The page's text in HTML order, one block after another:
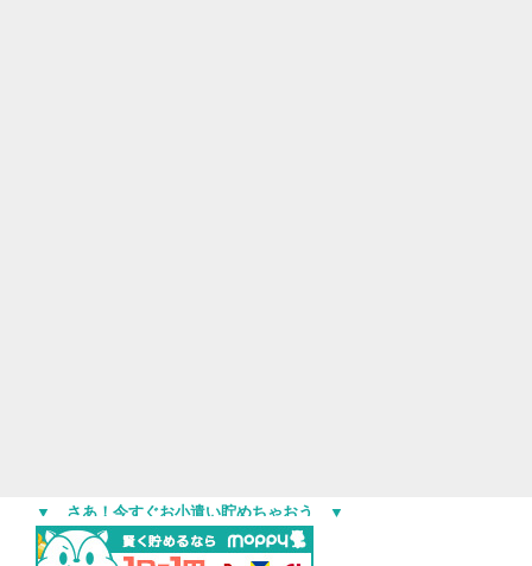
▼ さあ！今すぐお小遣い貯めちゃおう ▼